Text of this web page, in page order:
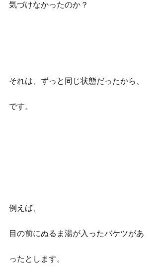
気づけなかったのか？
それは、ずっと同じ状態だったから、
です。
例えば、
目の前にぬるま湯が入ったバケツがあ
ったとします。